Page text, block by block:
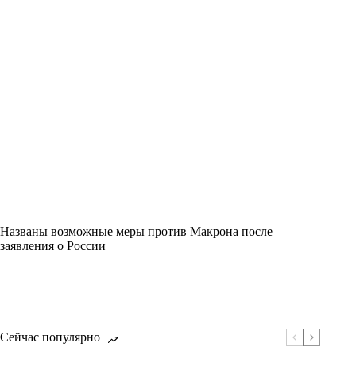
Названы возможные меры против Макрона после
заявления о России
Сейчас популярно